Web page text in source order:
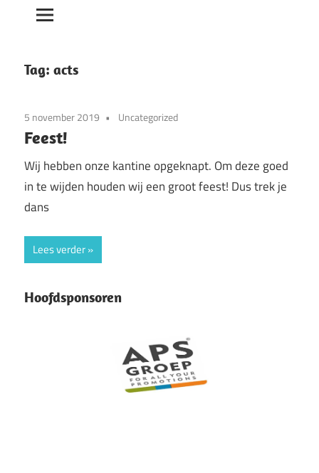
Tag: acts
5 november 2019 Uncategorized
Feest!
Wij hebben onze kantine opgeknapt. Om deze goed
in te wijden houden wij een groot feest! Dus trek je
dans
Lees verder
Hoofdsponsoren